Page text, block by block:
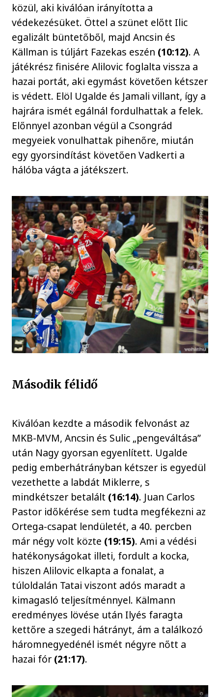
közül, aki kiválóan irányította a
védekezésüket. Öttel a szünet előtt Ilic
egalizált büntetőből, majd Ancsin és
Källman is túljárt Fazekas eszén (10:12). A
játékrész finisére Alilovic foglalta vissza a
hazai portát, aki egymást követően kétszer
is védett. Elöl Ugalde és Jamali villant, így a
hajrára ismét egálnál fordulhattak a felek.
Előnnyel azonban végül a Csongrád
megyeiek vonulhattak pihenőre, miután
egy gyorsindítást követően Vadkerti a
hálóba vágta a játékszert.
Második félidő
Kiválóan kezdte a második felvonást az
MKB-MVM, Ancsin és Sulic „pengeváltása”
után Nagy gyorsan egyenlített. Ugalde
pedig emberhátrányban kétszer is egyedül
vezethette a labdát Miklerre, s
mindkétszer betalált (16:14). Juan Carlos
Pastor időkérése sem tudta megfékezni az
Ortega-csapat lendületét, a 40. percben
már négy volt közte (19:15). Ami a védési
hatékonyságokat illeti, fordult a kocka,
hiszen Alilovic elkapta a fonalat, a
túloldalán Tatai viszont adós maradt a
kimagasló teljesítménnyel. Kälmann
eredményes lövése után Ilyés faragta
kettőre a szegedi hátrányt, ám a találkozó
háromnegyedénél ismét négyre nőtt a
hazai fór (21:17).